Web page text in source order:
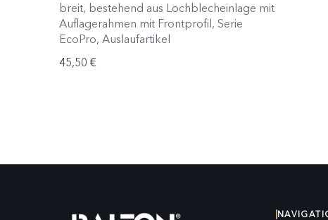
breit, bestehend aus Lochblecheinlage mit
Auflagerahmen mit Frontprofil, Serie
EcoPro, Auslaufartikel
45,50 €